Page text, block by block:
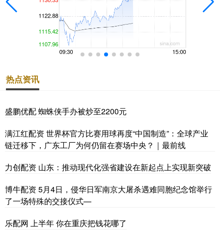
热点资讯
盛鹏优配 蜘蛛侠手办被炒至2200元
满江红配资 世界杯官方比赛用球再度“中国制造”：全球产业
链迁移下，广东工厂为何仍留在赛场中央？｜最前线
力创配资 山东：推动现代化强省建设在新起点上实现新突破
博牛配资 5月4日，侵华日军南京大屠杀遇难同胞纪念馆举行
了一场特殊的交接仪式—
乐配网 上半年 你在重庆把钱花哪了